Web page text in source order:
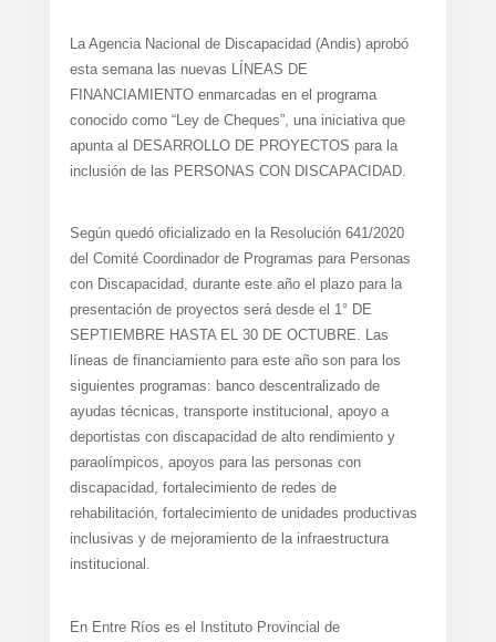
La Agencia Nacional de Discapacidad (Andis) aprobó
esta semana las nuevas LÍNEAS DE
FINANCIAMIENTO enmarcadas en el programa
conocido como “Ley de Cheques”, una iniciativa que
apunta al DESARROLLO DE PROYECTOS para la
inclusión de las PERSONAS CON DISCAPACIDAD.
Según quedó oficializado en la Resolución 641/2020
del Comité Coordinador de Programas para Personas
con Discapacidad, durante este año el plazo para la
presentación de proyectos será desde el 1° DE
SEPTIEMBRE HASTA EL 30 DE OCTUBRE. Las
líneas de financiamiento para este año son para los
siguientes programas: banco descentralizado de
ayudas técnicas, transporte institucional, apoyo a
deportistas con discapacidad de alto rendimiento y
paraolímpicos, apoyos para las personas con
discapacidad, fortalecimiento de redes de
rehabilitación, fortalecimiento de unidades productivas
inclusivas y de mejoramiento de la infraestructura
institucional.
En Entre Ríos es el Instituto Provincial de